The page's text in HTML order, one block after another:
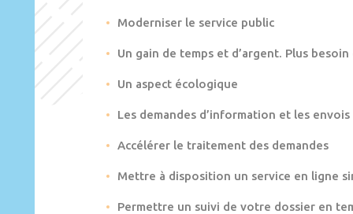
Moderniser le service public
Un gain de temps et d’argent. Plus
Un aspect écologique
Les demandes d’information et les
Accélérer le traitement des demandes
Mettre à disposition un service en ligne
Permettre un suivi de votre dossier en